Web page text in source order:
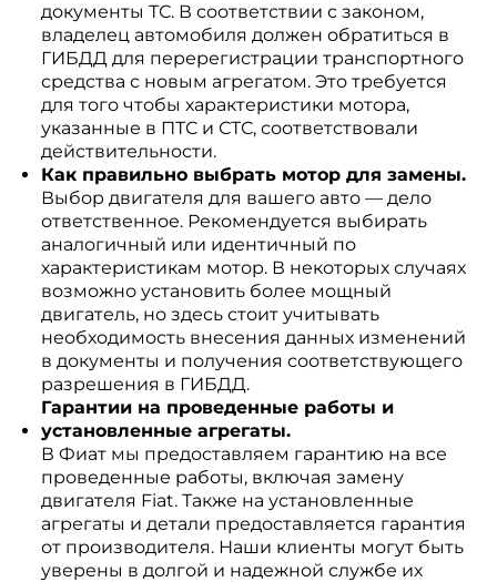
документы ТС. В соответствии с законом,
владелец автомобиля должен обратиться в
ГИБДД для перерегистрации транспортного
средства с новым агрегатом. Это требуется
для того чтобы характеристики мотора,
указанные в ПТС и СТС, соответствовали
действительности.
Как правильно выбрать мотор для замены.
Выбор двигателя для вашего авто — дело
ответственное. Рекомендуется выбирать
аналогичный или идентичный по
характеристикам мотор. В некоторых случаях
возможно установить более мощный
двигатель, но здесь стоит учитывать
необходимость внесения данных изменений
в документы и получения соответствующего
разрешения в ГИБДД.
Гарантии на проведенные работы и
установленные агрегаты.
В Фиат мы предоставляем гарантию на все
проведенные работы, включая замену
двигателя Fiat. Также на установленные
агрегаты и детали предоставляется гарантия
от производителя. Наши клиенты могут быть
уверены в долгой и надежной службе их